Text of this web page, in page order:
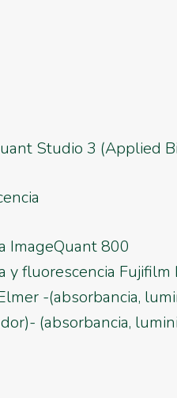
Studio 3 (Applied
ImageQuant 800
y fluorescencia
-(absorbancia,
(absorbancia,